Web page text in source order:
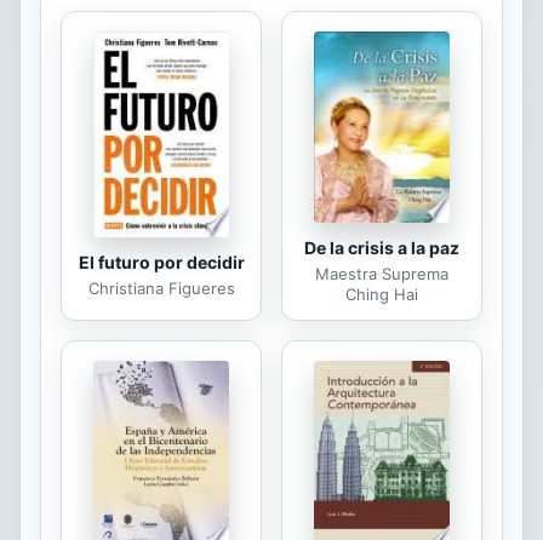
comprometido con el momento
histórico y social en el que vivía.
Cada noche un tema hablando
directamente al oyente: la política
local, las efemérides, el cine, los
temas sociales o las vidas humanas
de personajes anónimos...
El futuro por decidir
Christiana Figueres
De la crisis a la paz
Maestra Suprema
Ching Hai